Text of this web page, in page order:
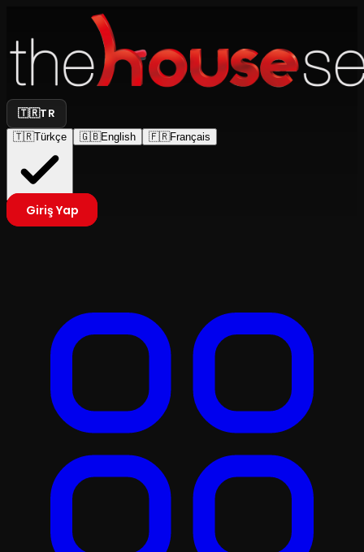
🇹🇷TR
🇹🇷Türkçe 🇬🇧English 🇫🇷Français
Giriş Yap